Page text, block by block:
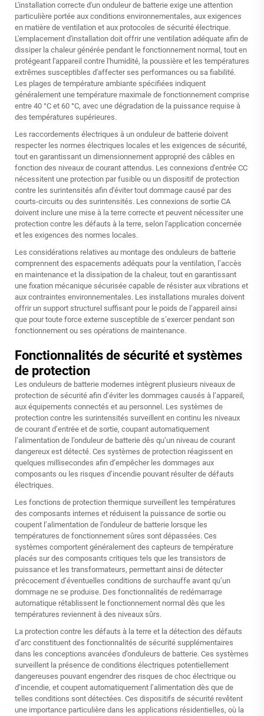
L'installation correcte d'un onduleur de batterie exige une attention
particulière portée aux conditions environnementales, aux exigences
en matière de ventilation et aux protocoles de sécurité électrique.
L'emplacement d'installation doit offrir une ventilation adéquate afin de
dissiper la chaleur générée pendant le fonctionnement normal, tout en
protégeant l'appareil contre l'humidité, la poussière et les températures
extrêmes susceptibles d'affecter ses performances ou sa fiabilité.
Les plages de température ambiante spécifiées indiquent
généralement une température maximale de fonctionnement comprise
entre 40 °C et 60 °C, avec une dégradation de la puissance requise à
des températures supérieures.
Les raccordements électriques à un onduleur de batterie doivent
respecter les normes électriques locales et les exigences de sécurité,
tout en garantissant un dimensionnement approprié des câbles en
fonction des niveaux de courant attendus. Les connexions d'entrée CC
nécessitent une protection par fusible ou un dispositif de protection
contre les surintensités afin d'éviter tout dommage causé par des
courts-circuits ou des surintensités. Les connexions de sortie CA
doivent inclure une mise à la terre correcte et peuvent nécessiter une
protection contre les défauts à la terre, selon l'application concernée
et les exigences des normes locales.
Les considérations relatives au montage des onduleurs de batterie
comprennent des espacements adéquats pour la ventilation, l’accès
en maintenance et la dissipation de la chaleur, tout en garantissant
une fixation mécanique sécurisée capable de résister aux vibrations et
aux contraintes environnementales. Les installations murales doivent
offrir un support structurel suffisant pour le poids de l’appareil ainsi
que pour toute force externe susceptible de s’exercer pendant son
fonctionnement ou ses opérations de maintenance.
Fonctionnalités de sécurité et systèmes
de protection
Les onduleurs de batterie modernes intègrent plusieurs niveaux de
protection de sécurité afin d’éviter les dommages causés à l’appareil,
aux équipements connectés et au personnel. Les systèmes de
protection contre les surintensités surveillent en continu les niveaux
de courant d’entrée et de sortie, coupant automatiquement
l’alimentation de l’onduleur de batterie dès qu’un niveau de courant
dangereux est détecté. Ces systèmes de protection réagissent en
quelques millisecondes afin d’empêcher les dommages aux
composants ou les risques d’incendie pouvant résulter de défauts
électriques.
Les fonctions de protection thermique surveillent les températures
des composants internes et réduisent la puissance de sortie ou
coupent l’alimentation de l’onduleur de batterie lorsque les
températures de fonctionnement sûres sont dépassées. Ces
systèmes comportent généralement des capteurs de température
placés sur des composants critiques tels que les transistors de
puissance et les transformateurs, permettant ainsi de détecter
précocement d’éventuelles conditions de surchauffe avant qu’un
dommage ne se produise. Des fonctionnalités de redémarrage
automatique rétablissent le fonctionnement normal dès que les
températures reviennent à des niveaux sûrs.
La protection contre les défauts à la terre et la détection des défauts
d’arc constituent des fonctionnalités de sécurité supplémentaires
dans les conceptions avancées d’onduleurs de batterie. Ces systèmes
surveillent la présence de conditions électriques potentiellement
dangereuses pouvant engendrer des risques de choc électrique ou
d’incendie, et coupent automatiquement l’alimentation dès que de
telles conditions sont détectées. Ces dispositifs de sécurité revêtent
une importance particulière dans les applications résidentielles, où la